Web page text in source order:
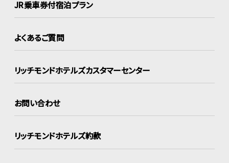
JR乗車券付宿泊プラン
よくあるご質問
リッチモンドホテルズカスタマーセンター
お問い合わせ
リッチモンドホテルズ約款